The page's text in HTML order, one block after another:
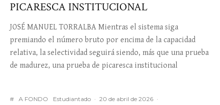
PICARESCA INSTITUCIONAL
JOSÉ MANUEL TORRALBA Mientras el sistema siga
premiando el número bruto por encima de la capacidad
relativa, la selectividad seguirá siendo, más que una prueba
de madurez, una prueba de picaresca institucional
# A FONDO Estudiantado · 20 de abril de 2026 ·